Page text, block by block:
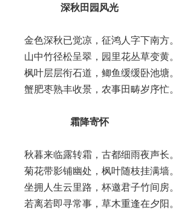
深秋田园风光
金色深秋已觉凉，征鸿人字下南方。
山中竹径松呈翠，园里花丛草变黄。
枫叶层层衔石道，鲫鱼缓缓卧池塘。
蟹肥枣熟丰收景，农事田畴岁序忙。
霜降寄怀
秋暮来临露转霜，古都细雨夜声长。
菊花带影铺幽处，枫叶随枝挂满墙。
坐拥人生云里路，杯邀君子竹间房。
若离若即寻常事，草木重逢在夕阳。